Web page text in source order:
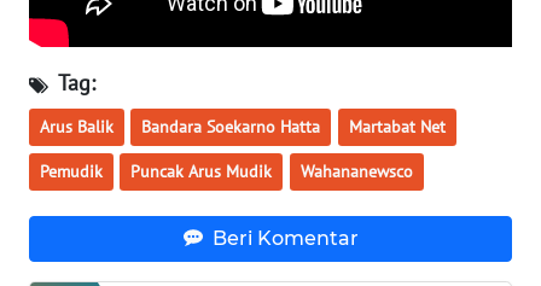
Tag:
Arus Balik Bandara Soekarno Hatta Martabat Net
Pemudik Puncak Arus Mudik Wahananewsco
Beri Komentar
INFO
IKLAN
TENTANG
KAMI